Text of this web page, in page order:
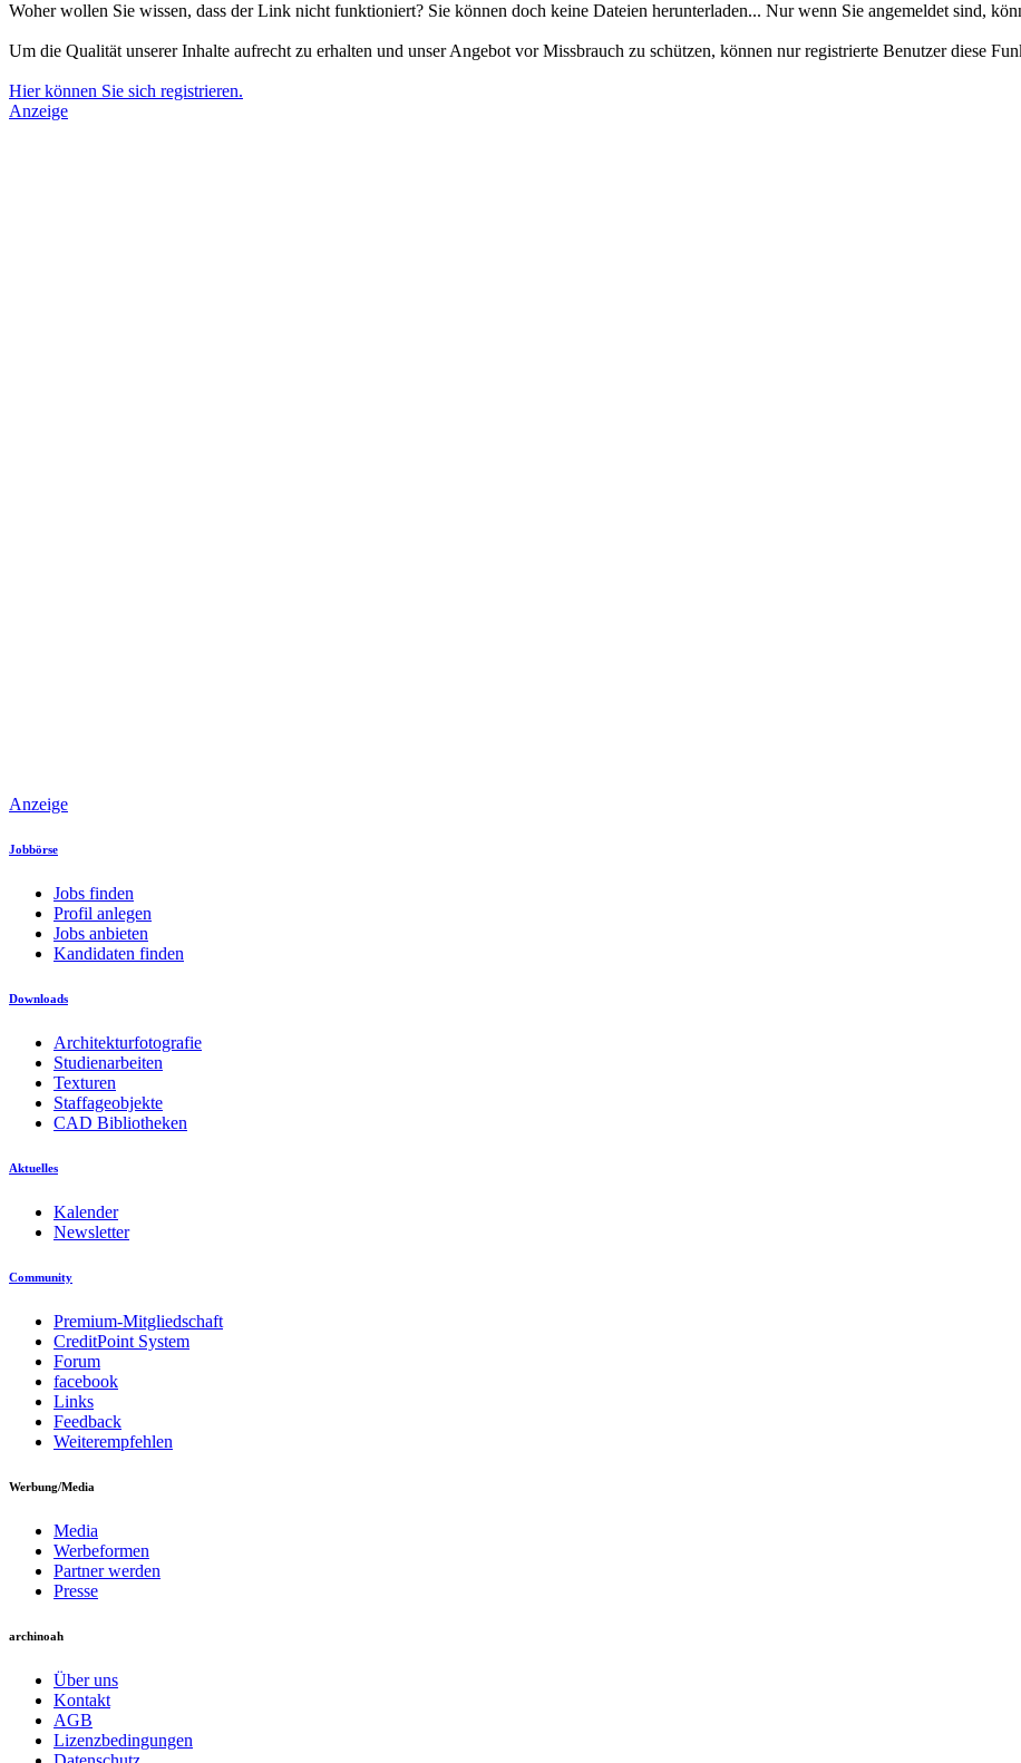
Woher wollen Sie wissen, dass der Link nicht funktioniert? Sie können doch keine Dateien herunterladen... Nur wenn Sie angemeldet sind,
Um die Qualität unserer Inhalte aufrecht zu erhalten und unser Angebot vor Missbrauch zu schützen, können nur registrierte Benutzer diese
Hier können Sie sich registrieren.
Anzeige
Anzeige
Jobbörse
Jobs finden
Profil anlegen
Jobs anbieten
Kandidaten finden
Downloads
Architekturfotografie
Studienarbeiten
Texturen
Staffageobjekte
CAD Bibliotheken
Aktuelles
Kalender
Newsletter
Community
Premium-Mitgliedschaft
CreditPoint System
Forum
facebook
Links
Feedback
Weiterempfehlen
Werbung/Media
Media
Werbeformen
Partner werden
Presse
archinoah
Über uns
Kontakt
AGB
Lizenzbedingungen